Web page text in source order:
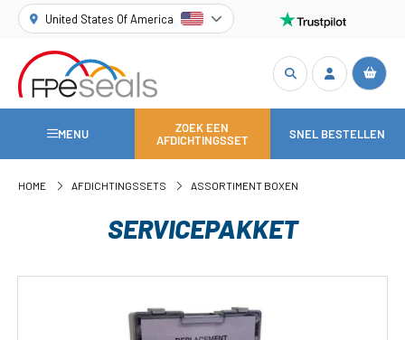
United States Of America
MENU
ZOEK EEN
AFDICHTINGSSET
SNEL BESTELLEN
HOME AFDICHTINGSSETS ASSORTIMENT BOXEN
SERVICEPAKKET